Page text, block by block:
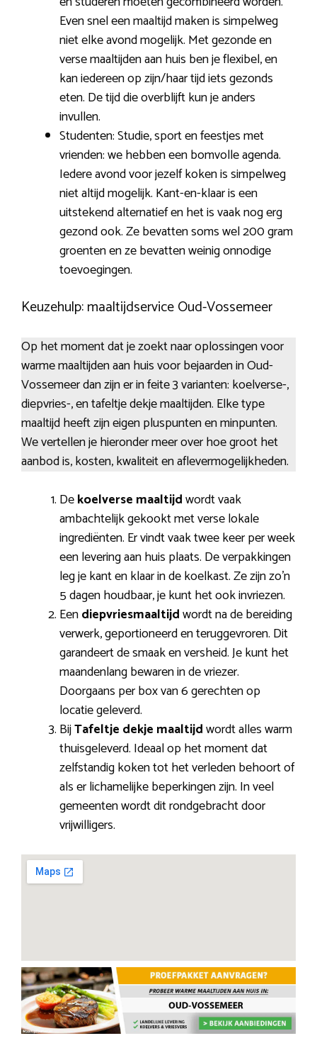
Even snel een maaltijd maken is simpelweg
niet elke avond mogelijk. Met gezonde en
verse maaltijden aan huis ben je flexibel, en
kan iedereen op zijn/haar tijd iets gezonds
eten. De tijd die overblijft kun je anders
invullen.
Studenten: Studie, sport en feestjes met
vrienden: we hebben een bomvolle agenda.
Iedere avond voor jezelf koken is simpelweg
niet altijd mogelijk. Kant-en-klaar is een
uitstekend alternatief en het is vaak nog erg
gezond ook. Ze bevatten soms wel 200 gram
groenten en ze bevatten weinig onnodige
toevoegingen.
Keuzehulp: maaltijdservice Oud-Vossemeer
Op het moment dat je zoekt naar oplossingen voor
warme maaltijden aan huis voor bejaarden in Oud-
Vossemeer dan zijn er in feite 3 varianten: koelverse-,
diepvries-, en tafeltje dekje maaltijden. Elke type
maaltijd heeft zijn eigen pluspunten en minpunten.
We vertellen je hieronder meer over hoe groot het
aanbod is, kosten, kwaliteit en aflevermogelijkheden.
Dekoelverse maaltijdwordt vaak
ambachtelijk gekookt met verse lokale
ingrediënten. Er vindt vaak twee keer per week
een levering aan huis plaats. De verpakkingen
leg je kant en klaar in de koelkast. Ze zijn zo’n
5 dagen houdbaar, je kunt het ook invriezen.
Eendiepvriesmaaltijdwordt na de bereiding
verwerk, geportioneerd en teruggevroren. Dit
garandeert de smaak en versheid. Je kunt het
maandenlang bewaren in de vriezer.
Doorgaans per box van 6 gerechten op
locatie geleverd.
BijTafeltje dekje maaltijdwordt alles warm
thuisgeleverd. Ideaal op het moment dat
zelfstandig koken tot het verleden behoort of
als er lichamelijke beperkingen zijn. In veel
gemeenten wordt dit rondgebracht door
vrijwilligers.